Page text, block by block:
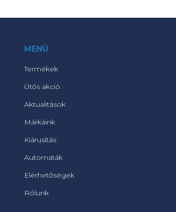
MENÜ
Termékek
Ütős akció
Aktualitások
Márkáink
Kiárusítás
Automaták
Elérhetőségek
Rólunk